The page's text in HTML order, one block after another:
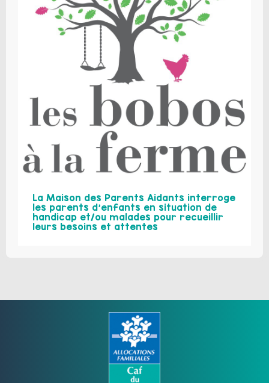
La Maison des Parents Aidants interroge
les parents d’enfants en situation de
handicap et/ou malades pour recueillir
leurs besoins et attentes